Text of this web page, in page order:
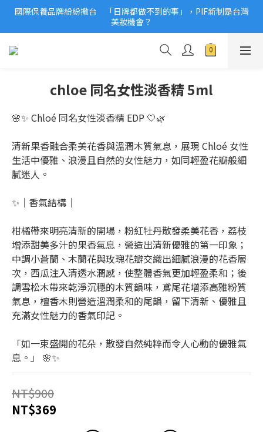
2026美妝小樣、試用品變少？PIF化妝品身分證7月上路！消費者
必懂5觀念
國際保養品牌紛紛撤台　「日牌都做不到的事」，PIF新制是台灣
美妝機會？
2026美妝小樣、試用品變少？PIF化妝品身分證7月上路！消費者
chloe 同名女性淡香精 5ml
🌸✨ Chloé 同名女性淡香精 EDP 🤍🌿
清新果香融合柔美花香與溫潤木質氣息，展現 Chloé 女性
生活中優雅、浪漫且自然的女性魅力，如同輕盈花瓣般細
膩迷人。
✨｜香氣結構｜
柑橘帶來明亮清新的開場，粉紅牡丹散發柔美花香，荔枝
增添甜美多汁的果香氣息，營造出清新優雅的第一印象；
中調小蒼蘭、木蘭花與玫瑰花瓣交織出細膩浪漫的花香層
次，西瓜注入清透水潤感，使整體香氣更加輕盈柔和；後
調雪松木帶來乾淨沉穩的木質韻味，鳶尾花增添高雅粉質
氣息，檀香木則營造溫潤柔和的尾韻，留下清新、優雅且
充滿女性魅力的香氣印記。
「如一束盛開的花朵，散發自然純粹而令人心動的優雅氣
息。」 🌸✨
NT$900
NT$369